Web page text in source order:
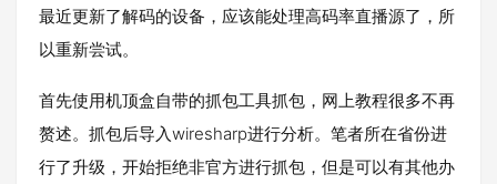
最近更新了解码的设备，应该能处理高码率直播源了，所
以重新尝试。
首先使用机顶盒自带的抓包工具抓包，网上教程很多不再
赘述。抓包后导入wiresharp进行分析。笔者所在省份进
行了升级，开始拒绝非官方进行抓包，但是可以有其他办